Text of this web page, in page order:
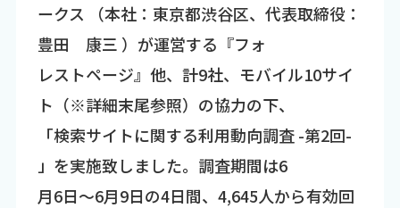
ークス （本社：東京都渋谷区、代表取締役：
豊田 康三 ）が運営する『フォ
レストページ』他、計9社、モバイル10サイ
ト（※詳細末尾参照）の協力の下、
「検索サイトに関する利用動向調査 -第2回-
」を実施致しました。調査期間は6
月6日～6月9日の4日間、4,645人から有効回